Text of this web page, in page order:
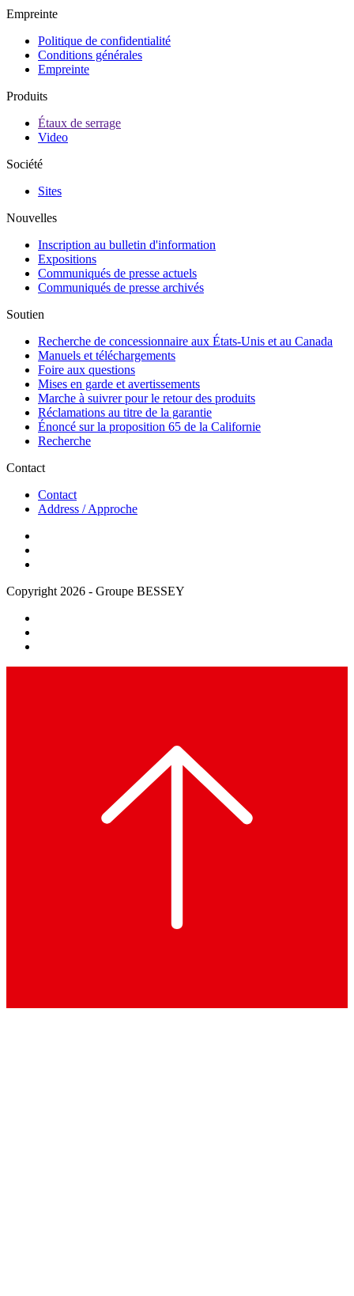
Empreinte
Politique de confidentialité
Conditions générales
Empreinte
Produits
Étaux de serrage
Video
Société
Sites
Nouvelles
Inscription au bulletin d'information
Expositions
Communiqués de presse actuels
Communiqués de presse archivés
Soutien
Recherche de concessionnaire aux États-Unis et au Canada
Manuels et téléchargements
Foire aux questions
Mises en garde et avertissements
Marche à suivrer pour le retour des produits
Réclamations au titre de la garantie
Énoncé sur la proposition 65 de la Californie
Recherche
Contact
Contact
Address / Approche
Copyright 2026 - Groupe BESSEY